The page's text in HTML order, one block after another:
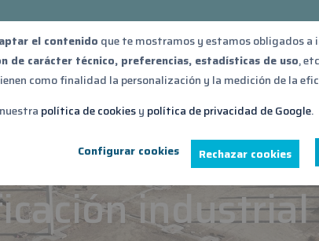
el contenido que te mostramos y estamos obligados a
de carácter técnico, preferencias, estadísticas de uso,
como finalidad la personalización y la medición de la
política de cookiesy política de privacidad de Google.
Configurar cookies Rechazar cookies
industrial